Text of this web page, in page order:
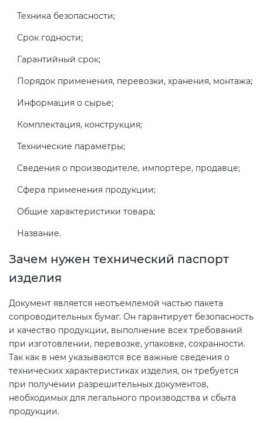
Техника безопасности;
Срок годности;
Гарантийный срок;
Порядок применения, перевозки, хранения, монтажа;
Информация о сырье;
Комплектация, конструкция;
Технические параметры;
Сведения о производителе, импортере, продавце;
Сфера применения продукции;
Общие характеристики товара;
Название.
Зачем нужен технический паспорт
изделия
Документ является неотъемлемой частью пакета
сопроводительных бумаг. Он гарантирует безопасность
и качество продукции, выполнение всех требований
при изготовлении, перевозке, упаковке, сохранности.
Так как в нем указываются все важные сведения о
технических характеристиках изделия, он требуется
при получении разрешительных документов,
необходимых для легального производства и сбыта
продукции.
Сертификация спортивных
Сертификация электротехники
Остальное
БАДы
Декларация ТР ТС
Декларирование косметики (ТР
ТС 009)
по схеме 5Д (ТР ТС 010)
Декларирование пищевой
Декларирование алкогольной
Декларирование
электромагнитной
совместимости (ТР ТС 020)
Сертификация детских товаров
(ТР ТС 007)
Сертификация товаров легкой
промышленности (ТР ТС 017)
Сертификация промышленного